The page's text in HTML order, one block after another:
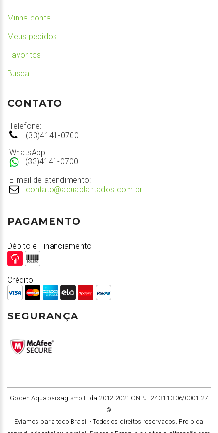
Minha conta
Meus pedidos
Favoritos
Busca
CONTATO
Telefone:
(33)4141-0700
WhatsApp:
(33)4141-0700
E-mail de atendimento:
contato@aquaplantados.com.br
PAGAMENTO
Débito e Financiamento
Crédito
SEGURANÇA
Golden Aquapaisagismo Ltda 2012-2021 CNPJ: 24.311.306/0001-27
©
Eviamos para todo Brasil -Todos os direitos reservados. Proibida